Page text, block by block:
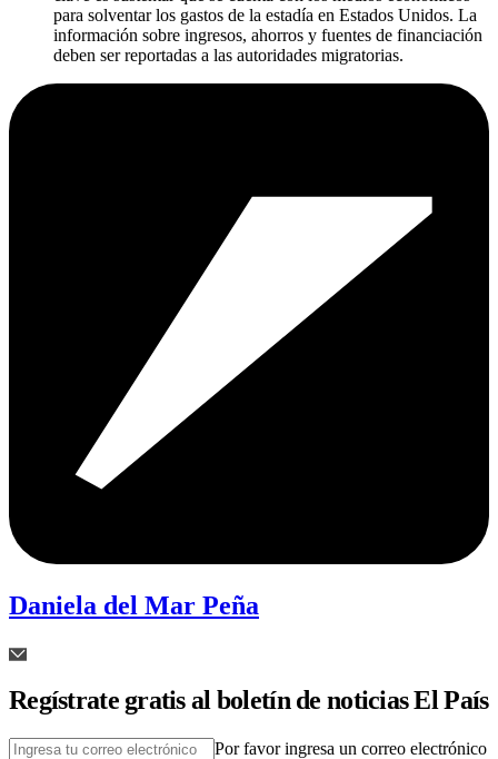
para solventar los gastos de la estadía en Estados Unidos. La
información sobre ingresos, ahorros y fuentes de financiación
deben ser reportadas a las autoridades migratorias.
Daniela del Mar Peña
Regístrate gratis al boletín de noticias El País
Por favor ingresa un correo electrónico